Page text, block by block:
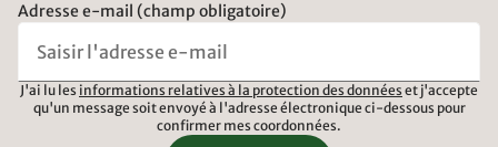
Adresse e-mail (champ obligatoire)
J'ai lu les informations relatives à la protection des données et j'accepte
qu'un message soit envoyé à l'adresse électronique ci-dessous pour
confirmer mes coordonnées.